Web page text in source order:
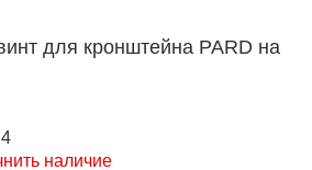
для кронштейна PARD на
наличие